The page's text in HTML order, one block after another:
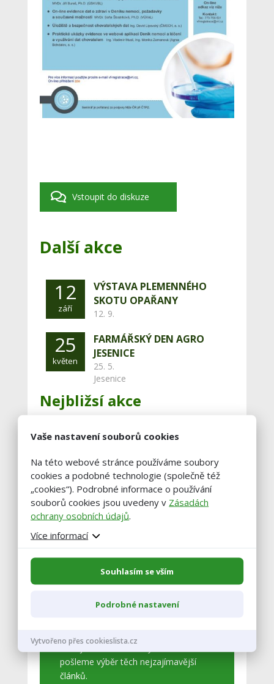
Vstoupit do diskuze
Další akce
12
září
VÝSTAVA PLEMENNÉHO
SKOTU OPAŘANY
12. 9.
25
květen
FARMÁŘSKÝ DEN AGRO
JESENICE
25. 5.
Jesenice
Nejbližsí akce
20
srpen
ZEMĚ ŽIVITELKA
České Budějovice
29
srpen
KRAJSKÉ DOŽÍNKY
LIBERECKÉHO KRAJE 2026
29. 8.,
Jilemnice
Zadejte váš email a my vám občas
pošleme výběr těch nejzajímavější
článků.
Vaše nastavení souborů cookies
Na této webové stránce používáme soubory
cookies a podobné technologie (společně též
„cookies“). Podrobné informace o používání
souborů cookies jsou uvedeny v Zásadách
ochrany osobních údajů.
Více informací
Souhlasím se vším
Podrobné nastavení
Vytvořeno přes cookieslista.cz